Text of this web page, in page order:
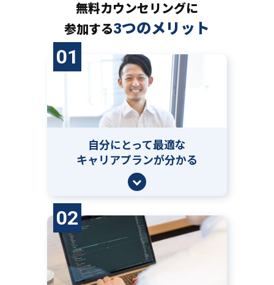
無料カウンセリングに
参加する3つのメリット
01
自分にとって最適な
キャリアプランが分かる
02